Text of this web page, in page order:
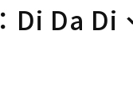
Di Da Di